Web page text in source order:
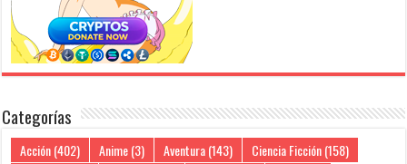
Categorías
Acción(402) Anime(3) Aventura(143) Ciencia Ficción(158)